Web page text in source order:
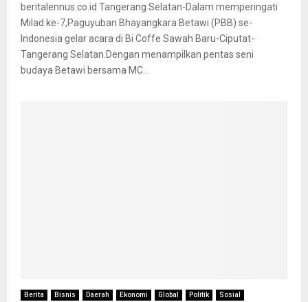
beritalennus.co.id Tangerang Selatan-Dalam memperingati
Milad ke-7,Paguyuban Bhayangkara Betawi (PBB) se-
Indonesia gelar acara di Bi Coffe Sawah Baru-Ciputat-
Tangerang Selatan.Dengan menampilkan pentas seni
budaya Betawi bersama MC...
Berita Bisnis Daerah Ekonomi Global Politik Sosial